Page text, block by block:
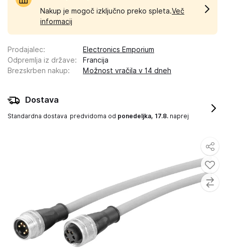
Nakup je mogoč izključno preko spleta.Več
informacij
Prodajalec:
Electronics Emporium
Odpremlja iz države:
Francija
Brezskrben nakup: Možnost vračila v 14 dneh
Dostava
Standardna dostava predvidoma od ponedeljka, 17.8. naprej